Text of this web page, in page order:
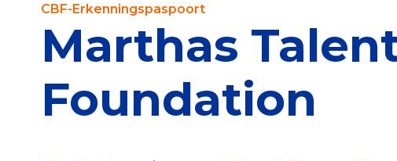
Publiek
Veilig geven met het CBF-
CBF-Erkenningspaspoort
Marthas
Foundation